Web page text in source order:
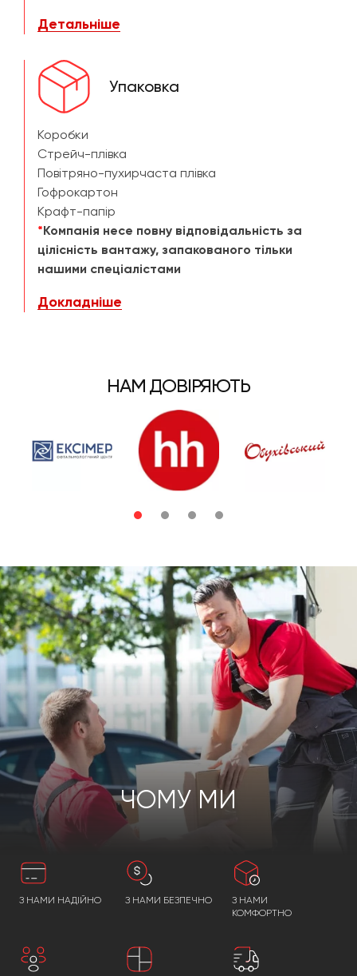
Детальніше
Упаковка
Коробки
Стрейч-плівка
Повітряно-пухирчаста плівка
Гофрокартон
Крафт-папір
*Компанія несе повну відповідальність за
цілісність вантажу, запакованого тільки
нашими спеціалістами
Докладніше
НАМ ДОВІРЯЮТЬ
ЧОМУ МИ
З НАМИ НАДІЙНО З НАМИ БЕЗПЕЧНО
З НАМИ
КОМФОРТНО